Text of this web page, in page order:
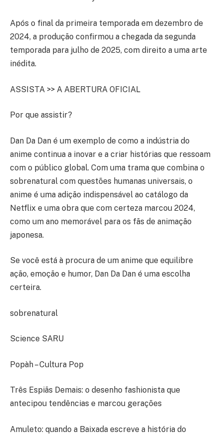
Após o final da primeira temporada em dezembro de
2024, a produção confirmou a chegada da segunda
temporada para julho de 2025, com direito a uma arte
inédita.
ASSISTA >> A ABERTURA OFICIAL
Por que assistir?
Dan Da Dan é um exemplo de como a indústria do
anime continua a inovar e a criar histórias que ressoam
com o público global. Com uma trama que combina o
sobrenatural com questões humanas universais, o
anime é uma adição indispensável ao catálogo da
Netflix e uma obra que com certeza marcou 2024,
como um ano memorável para os fãs de animação
japonesa.
Se você está à procura de um anime que equilibre
ação, emoção e humor, Dan Da Dan é uma escolha
certeira.
sobrenatural
Science SARU
Popàh – Cultura Pop
Três Espiãs Demais: o desenho fashionista que
antecipou tendências e marcou gerações
Amuleto: quando a Baixada escreve a história do